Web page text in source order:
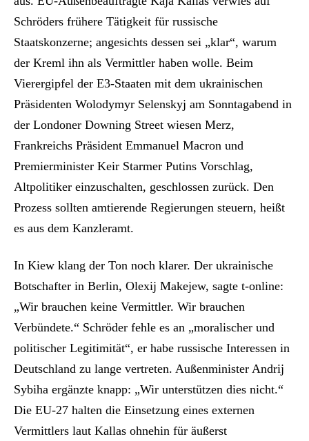
Schröders frühere Tätigkeit für russische
Staatskonzerne; angesichts dessen sei „klar“, warum
der Kreml ihn als Vermittler haben wolle. Beim
Vierergipfel der E3-Staaten mit dem ukrainischen
Präsidenten Wolodymyr Selenskyj am Sonntagabend in
der Londoner Downing Street wiesen Merz,
Frankreichs Präsident Emmanuel Macron und
Premierminister Keir Starmer Putins Vorschlag,
Altpolitiker einzuschalten, geschlossen zurück. Den
Prozess sollten amtierende Regierungen steuern, heißt
es aus dem Kanzleramt.
In Kiew klang der Ton noch klarer. Der ukrainische
Botschafter in Berlin, Olexij Makejew, sagte t-online:
„Wir brauchen keine Vermittler. Wir brauchen
Verbündete.“ Schröder fehle es an „moralischer und
politischer Legitimität“, er habe russische Interessen in
Deutschland zu lange vertreten. Außenminister Andrij
Sybiha ergänzte knapp: „Wir unterstützen dies nicht.“
Die EU-27 halten die Einsetzung eines externen
Vermittlers laut Kallas ohnehin für äußerst